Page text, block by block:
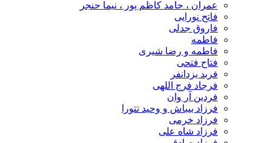
عمران ، حامد کاظم پور ، نیما حنجر
فاتح نورایی
فاروق جدلی
فاطمه
فاطمه و رضا شیری
فتاح فتحی
فربد یزدانفر
فرجاد فرج اللهی
فردین آر وان
فرزاد بیباش و وحید تتورا
فرزاد خرمی
فرزاد شاه علی